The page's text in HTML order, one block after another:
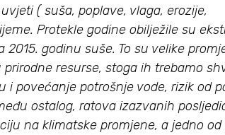
( suša, poplave, vlaga, erozije,
Protekle godine obilježile su
godinu suše. To su velike
resurse, stoga ih trebamo
povećanje potrošnje vode, rizik od
ostalog, ratova izazvanih
na klimatske promjene, a jedno